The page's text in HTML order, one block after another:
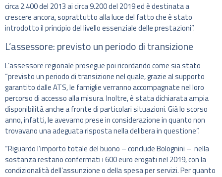
circa 2.400 del 2013 ai circa 9.200 del 2019 ed è destinata a
crescere ancora, soprattutto alla luce del fatto che è stato
introdotto il principio del livello essenziale delle prestazioni”.
L’assessore: previsto un periodo di transizione
L’assessore regionale prosegue poi ricordando come sia stato
“previsto un periodo di transizione nel quale, grazie al supporto
garantito dalle ATS, le famiglie verranno accompagnate nel loro
percorso di accesso alla misura. Inoltre, è stata dichiarata ampia
disponibilità anche a fronte di particolari situazioni. Già lo scorso
anno, infatti, le avevamo prese in considerazione in quanto non
trovavano una adeguata risposta nella delibera in questione”.
“Riguardo l’importo totale del buono – conclude Bolognini – nella
sostanza restano confermati i 600 euro erogati nel 2019, con la
condizionalità dell’assunzione o della spesa per servizi. Per quanto